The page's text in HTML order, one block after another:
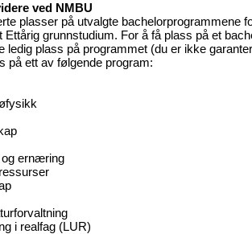
ved NMBU
plasser på utvalgte bachelorprogrammene
Ettårig grunnstudium. For å få plass på et
plass på programmet (du er ikke
på ett av følgende program:
ernæring
i realfag (LUR)